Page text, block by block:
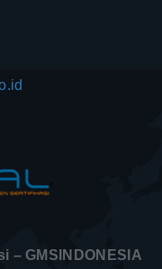
– GMSINDONESIA